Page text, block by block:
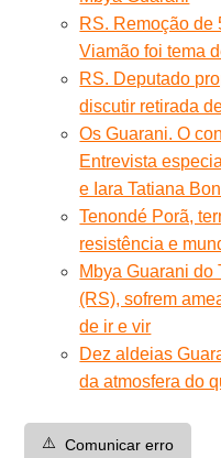
RS. Remoção de
Viamão foi tema
RS. Deputado
discutir retirada
Os Guarani. O
Entrevista
e Iara Tatiana
Tenondé Porã,
resistência e
Mbya Guarani do
(RS), sofrem
de ir e vir
Dez aldeias
da atmosfera do
⚠️ Comunicar erro